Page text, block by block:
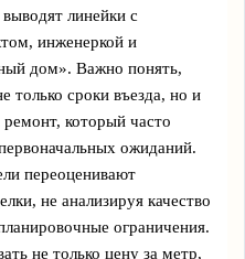
линейки с
инженеркой и
дом». Важно понять,
только сроки въезда, но и
который часто
ожиданий.
переоценивают
не анализируя качество
ограничения.
не только цену за метр,